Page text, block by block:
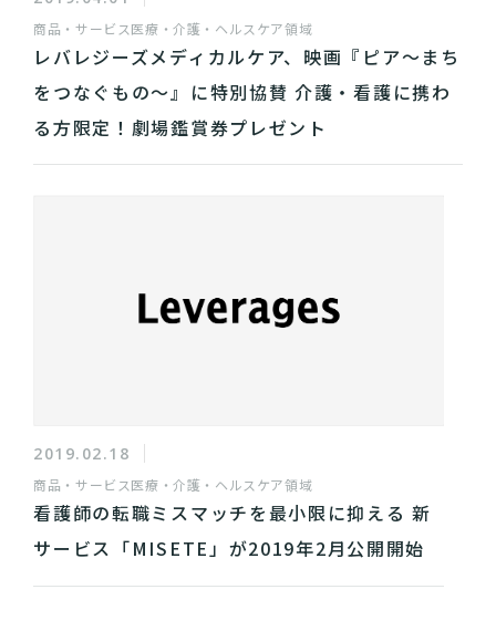
商品・サービス医療・介護・ヘルスケア領域
レバレジーズメディカルケア、映画『ピア〜まち
をつなぐもの〜』に特別協賛 介護・看護に携わ
る方限定！劇場鑑賞券プレゼント
2019.02.18
商品・サービス医療・介護・ヘルスケア領域
看護師の転職ミスマッチを最小限に抑える 新
サービス「MISETE」が2019年2月公開開始